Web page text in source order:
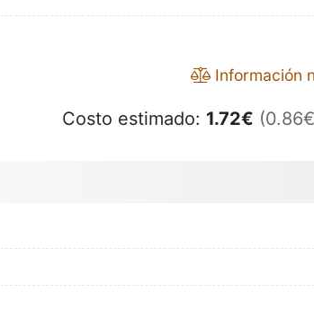
Información
Costo estimado: 1.72€